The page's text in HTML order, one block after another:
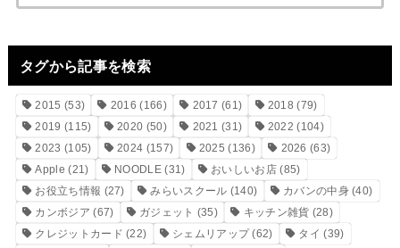
タグから記事を検索
2015 (53) 2016 (166) 2017 (61) 2018 (79)
2019 (115) 2020 (50) 2021 (31) 2022 (104)
2023 (105) 2024 (157) 2025 (136) 2026 (63)
Apple (21) NOODLE(31) おいしいお店(85)
お役立ち情報 (27) みらいスクール (140) カバンの中身(40)
カンボジア (67) ガジェット (35) キッチン雑貨 (28)
クレジットカード (22) シェムリアップ(62) タイ (39)